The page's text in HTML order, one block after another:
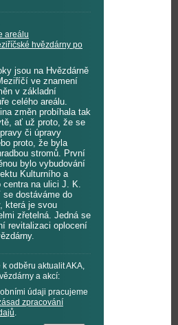
areálu
hvězdárny po
jsou na Hvězdárně
ve znamení
v základní
celého areálu.
změn probíhala tak
ať už proto, že se
či úpravy
proto, že byla
stromů. První
bylo vybudování
Kulturního a
centra na ulici J. K.
se dostáváme do
která je svou
zřetelná. Jedná se
revitalizaci oplocení
k odběru aktualit AKA,
a akcí:
údaji pracujeme
zpracování
.